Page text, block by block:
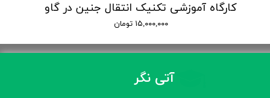
کارگاه آموزشی تکنیک انتقال جنین در گاو
۱۵,۰۰۰,۰۰۰ تومان
آتی نگر